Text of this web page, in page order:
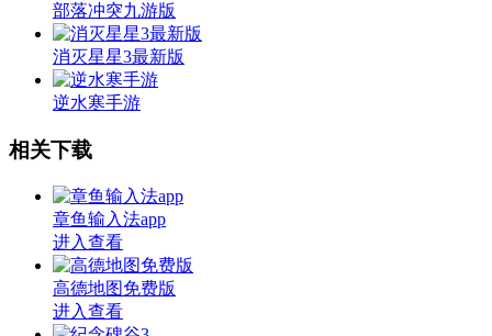
部落冲突九游版
消灭星星3最新版
逆水寒手游
相关下载
章鱼输入法app
进入查看
高德地图免费版
进入查看